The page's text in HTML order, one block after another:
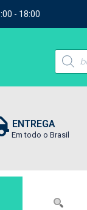
- 18:00
ENTREGA
Em todo o Brasil